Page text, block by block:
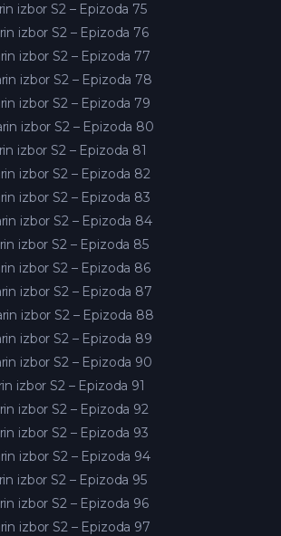
izbor S2 – Epizoda 75
izbor S2 – Epizoda 76
izbor S2 – Epizoda 77
izbor S2 – Epizoda 78
izbor S2 – Epizoda 79
izbor S2 – Epizoda 80
izbor S2 – Epizoda 81
izbor S2 – Epizoda 82
izbor S2 – Epizoda 83
izbor S2 – Epizoda 84
izbor S2 – Epizoda 85
izbor S2 – Epizoda 86
izbor S2 – Epizoda 87
izbor S2 – Epizoda 88
izbor S2 – Epizoda 89
izbor S2 – Epizoda 90
izbor S2 – Epizoda 91
izbor S2 – Epizoda 92
izbor S2 – Epizoda 93
izbor S2 – Epizoda 94
izbor S2 – Epizoda 95
izbor S2 – Epizoda 96
izbor S2 – Epizoda 97